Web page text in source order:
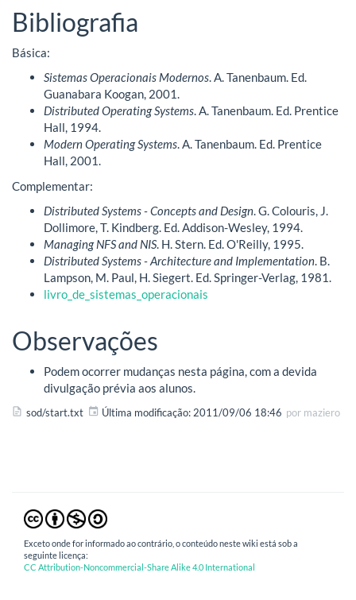
Bibliografia
Básica:
Sistemas Operacionais Modernos. A. Tanenbaum. Ed.
Guanabara Koogan, 2001.
Distributed Operating Systems. A. Tanenbaum. Ed. Prentice
Hall, 1994.
Modern Operating Systems. A. Tanenbaum. Ed. Prentice
Hall, 2001.
Complementar:
Distributed Systems - Concepts and Design. G. Colouris, J.
Dollimore, T. Kindberg. Ed. Addison-Wesley, 1994.
Managing NFS and NIS. H. Stern. Ed. O'Reilly, 1995.
Distributed Systems - Architecture and Implementation. B.
Lampson, M. Paul, H. Siegert. Ed. Springer-Verlag, 1981.
livro_de_sistemas_operacionais
Observações
Podem ocorrer mudanças nesta página, com a devida
divulgação prévia aos alunos.
sod/start.txt Última modificação: 2011/09/06 18:46 por maziero
Exceto onde for informado ao contrário, o conteúdo neste wiki está sob a
seguinte licença:
CC Attribution-Noncommercial-Share Alike 4.0 International